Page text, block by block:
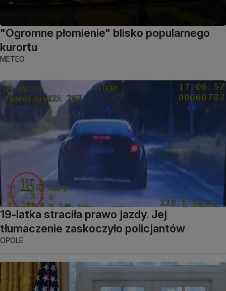
"Ogromne płomienie" blisko popularnego
kurortu
METEO
19-latka straciła prawo jazdy. Jej
tłumaczenie zaskoczyło policjantów
OPOLE